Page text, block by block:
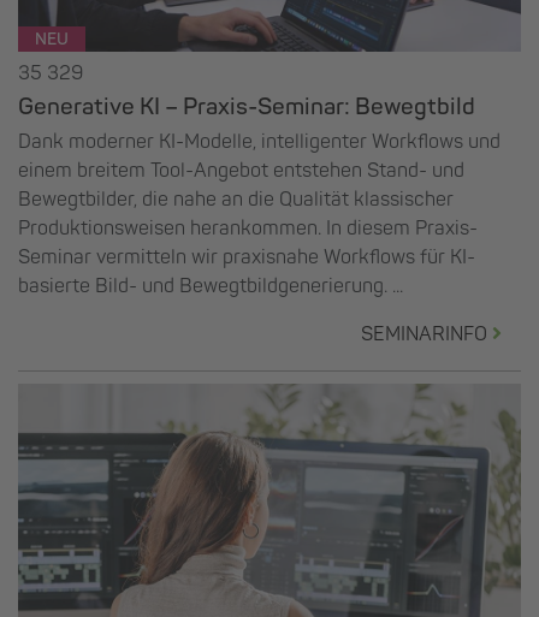
NEU
35 329
Generative KI – Praxis-Seminar: Bewegtbild
Dank moderner KI-Modelle, intelligenter Workflows und
einem breitem Tool-Angebot entstehen Stand- und
Bewegtbilder, die nahe an die Qualität klassischer
Produktionsweisen herankommen. In diesem Praxis-
Seminar vermitteln wir praxisnahe Workflows für KI-
basierte Bild- und Bewegtbildgenerierung. ...
SEMINARINFO